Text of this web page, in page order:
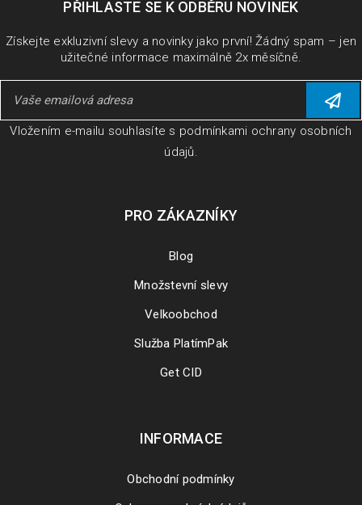
PŘIHLASTE SE K ODBĚRU NOVINEK
Získejte exkluzivní slevy a novinky jako první! Žádný spam – jen
užitečné informace maximálně 2x měsíčně.
Vložením e-mailu souhlasíte s podmínkami ochrany osobních
údajů.
PRO ZÁKAZNÍKY
Blog
Množstevní slevy
Velkoobchod
Služba PlatímPak
Get CID
INFORMACE
Obchodní podmínky